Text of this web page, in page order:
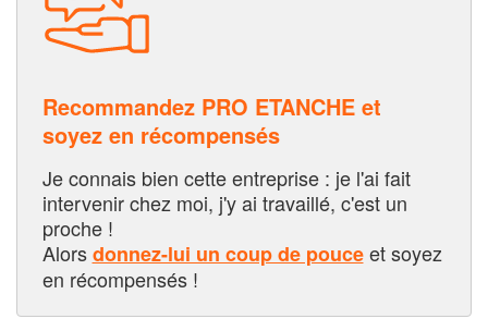
Recommandez PRO ETANCHE et
soyez en récompensés
Je connais bien cette entreprise : je l'ai fait
intervenir chez moi, j'y ai travaillé, c'est un
proche !
Alorsdonnez-lui un coup de pouceet soyez
en récompensés !